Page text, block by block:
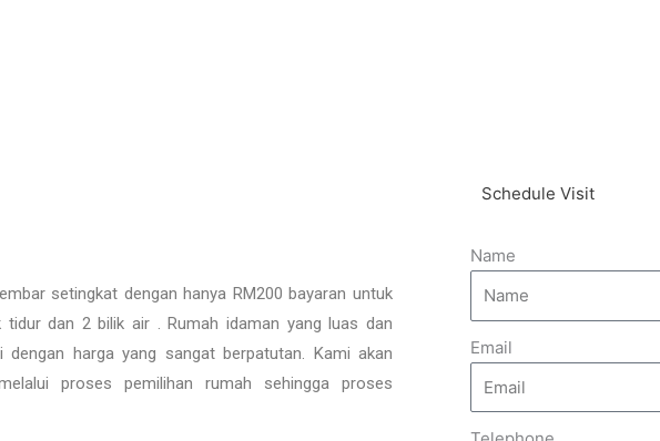
setingkat dengan hanya RM200 bayaran untuk
dan 2 bilik air . Rumah idaman yang luas dan
harga yang sangat berpatutan. Kami akan
proses pemilihan rumah sehingga proses
Schedule Visit
Name
Email